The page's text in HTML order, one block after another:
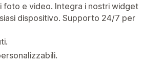
foto e video. Integra i nostri widget
dispositivo. Supporto 24/7 per